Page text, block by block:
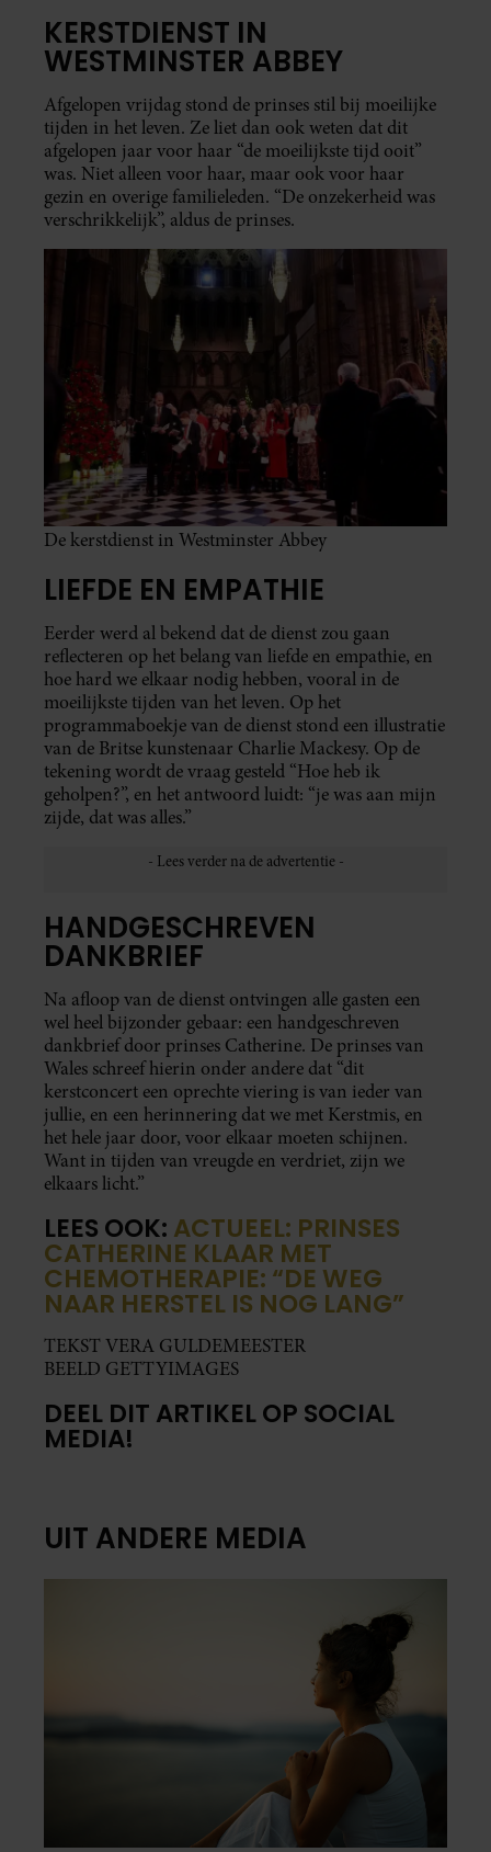
KERSTDIENST IN
WESTMINSTER ABBEY
Afgelopen vrijdag stond de prinses stil bij moeilijke
tijden in het leven. Ze liet dan ook weten dat dit
afgelopen jaar voor haar “de moeilijkste tijd ooit”
was. Niet alleen voor haar, maar ook voor haar
gezin en overige familieleden. “De onzekerheid was
verschrikkelijk”, aldus de prinses.
De kerstdienst in Westminster Abbey
LIEFDE EN EMPATHIE
Eerder werd al bekend dat de dienst zou gaan
reflecteren op het belang van liefde en empathie, en
hoe hard we elkaar nodig hebben, vooral in de
moeilijkste tijden van het leven. Op het
programmaboekje van de dienst stond een illustratie
van de Britse kunstenaar Charlie Mackesy. Op de
tekening wordt de vraag gesteld “Hoe heb ik
geholpen?”, en het antwoord luidt: “je was aan mijn
zijde, dat was alles.”
HANDGESCHREVEN
DANKBRIEF
Na afloop van de dienst ontvingen alle gasten een
wel heel bijzonder gebaar: een handgeschreven
dankbrief door prinses Catherine. De prinses van
Wales schreef hierin onder andere dat “dit
kerstconcert een oprechte viering is van ieder van
jullie, en een herinnering dat we met Kerstmis, en
het hele jaar door, voor elkaar moeten schijnen.
Want in tijden van vreugde en verdriet, zijn we
elkaars licht.”
LEES OOK: ACTUEEL: PRINSES
CATHERINE KLAAR MET
CHEMOTHERAPIE: “DE WEG
NAAR HERSTEL IS NOG LANG”
TEKST VERA GULDEMEESTER
BEELD GETTYIMAGES
DEEL DIT ARTIKEL OP SOCIAL
MEDIA!
UIT ANDERE MEDIA